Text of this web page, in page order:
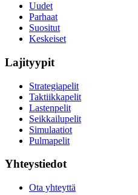
Uudet
Parhaat
Suositut
Keskeiset
Lajityypit
Strategiapelit
Taktiikkapelit
Lastenpelit
Seikkailupelit
Simulaatiot
Pulmapelit
Yhteystiedot
Ota yhteyttä